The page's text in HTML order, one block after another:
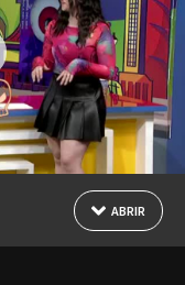
ABRIR